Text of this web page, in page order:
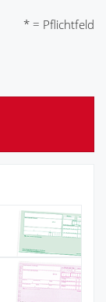
* = Pflichtfeld